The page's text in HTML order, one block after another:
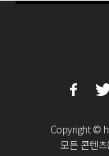
Copyright ©
모든 콘텐